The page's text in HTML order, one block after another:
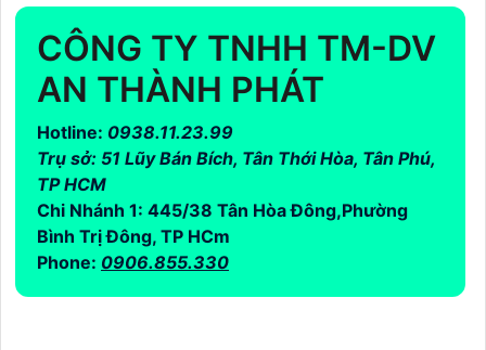
CÔNG TY TNHH TM-DV
AN THÀNH PHÁT
Hotline: 0938.11.23.99
Trụ sở: 51 Lũy Bán Bích, Tân Thới Hòa, Tân Phú,
TP HCM
Chi Nhánh 1: 445/38 Tân Hòa Đông,Phường
Bình Trị Đông, TP HCm
Phone: 0906.855.330